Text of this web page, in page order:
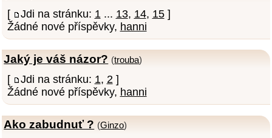
[ Jdi na stránku: 1 ... 13, 14, 15]
Žádné nové příspěvky, hanni
Jaký je váš názor? (trouba)
[ Jdi na stránku: 1, 2]
Žádné nové příspěvky, hanni
Ako zabudnuť ? (Ginzo)